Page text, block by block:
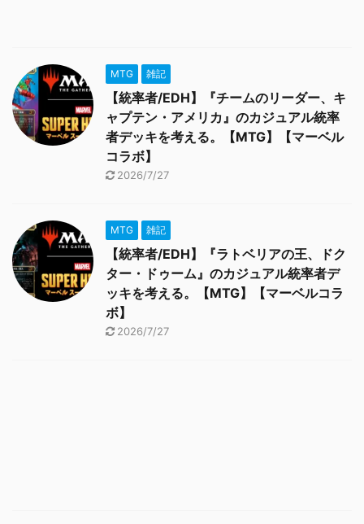
MTG 雑記
【統率者/EDH】『チームのリーダー、キ
ャプテン・アメリカ』のカジュアル統率
者デッキを考える。【MTG】【マーベル
コラボ】
2026/7/27
MTG 雑記
【統率者/EDH】『ラトベリアの王、ドク
ター・ドゥーム』のカジュアル統率者デ
ッキを考える。【MTG】【マーベルコラ
ボ】
2026/7/27